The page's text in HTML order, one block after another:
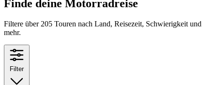
Finde deine Motorradreise
Filtere über 205 Touren nach Land, Reisezeit, Schwierigkeit und
mehr.
Filter